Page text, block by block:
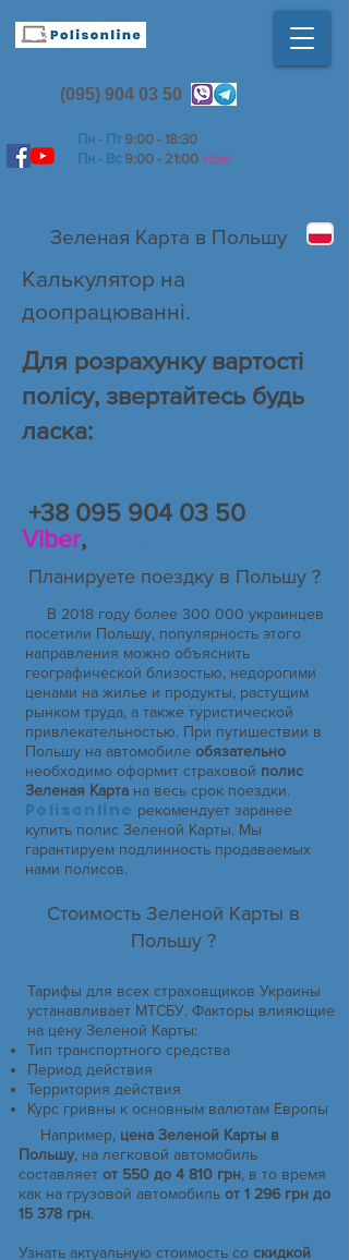
Пн - Пт 9:00 - 18:30
Пн - Вс 9:00 - 21:00 viber
(095) 904 03 50
Зеленая Карта в Польшу
Калькулятор на
доопрацюванні.
Для розрахунку вартості
полісу, звертайтесь будь
ласка:
+38 095 904 03 50
Viber,
Планируете поездку в Польшу ?
В 2018 году более 300 000 украинцев
посетили Польшу, популярность этого
направления можно объяснить
географической близостью, недорогими
ценами на жилье и продукты, растущим
рынком труда, а также туристической
привлекательностью. При путишествии в
Польшу на автомобиле обязательно
необходимо оформит страховой полис
Зеленая Карта на весь срок поездки.
Polisonline рекомендует заранее
купить полис Зеленой Карты. Мы
гарантируем подлинность продаваемых
нами полисов.
Стоимость Зеленой Карты в
Польшу ?
Тарифы для всех страховщиков Украины
устанавливает МТСБУ. Факторы влияющие
на цену Зеленой Карты:
Тип транспортного средства
Период действия
Территория действия
Курс гривны к основным валютам Европы
Например, цена Зеленой Карты в
Польшу, на легковой автомобиль
составляет от 550 до 4 810 грн, в то время
как на грузовой автомобиль от 1 296 грн до
15 378 грн.
Узнать актуальную стоимость со скидкой